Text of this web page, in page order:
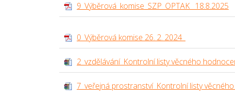
9_Výběrová_komise_SZP_OPTAK_ 18.8.2025
0_Výběrová komise 26. 2. 2024_
2_vzdělávání_Kontrolní listy věcného
7_veřejná prostranství_Kontrolní listy